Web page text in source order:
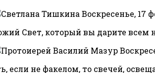
Воскресенье, 17
Свет, который вы дарите всем
если не факелом, то свечей,